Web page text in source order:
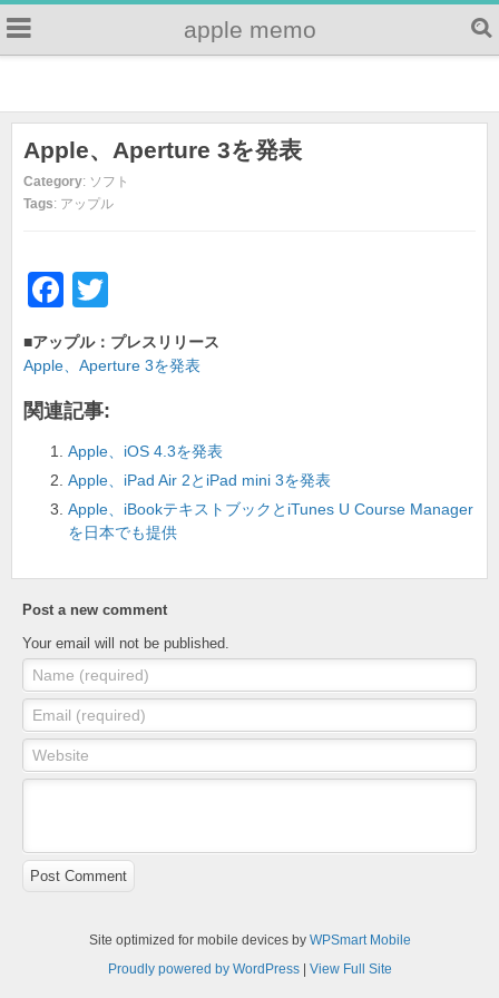
apple memo
Apple、Aperture 3を発表
Category: ソフト
Tags: アップル
F
a
c
e
b
o
o
k
wi
tt
er
■アップル：プレスリリース
Apple、Aperture 3を発表
関連記事:
Apple、iOS 4.3を発表
Apple、iPad Air 2とiPad mini 3を発表
Apple、iBookテキストブックとiTunes U Course Manager
を日本でも提供
Post a new comment
Your email will not be published.
Name (required)
Email (required)
Website
Post Comment
Site optimized for mobile devices by WPSmart Mobile
Proudly powered by WordPress| View Full Site